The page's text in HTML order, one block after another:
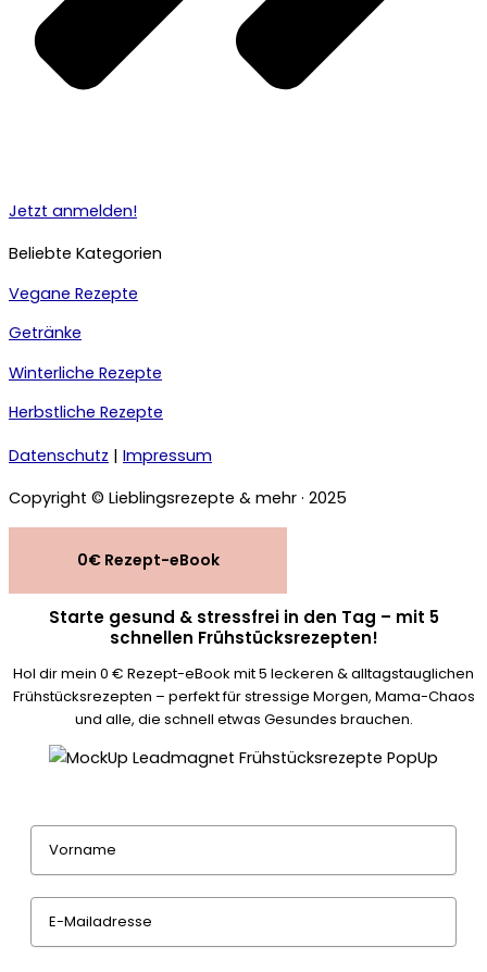
Jetzt anmelden!
Beliebte Kategorien
Vegane Rezepte
Getränke
Winterliche Rezepte
Herbstliche Rezepte
Datenschutz | Impressum
Copyright © Lieblingsrezepte & mehr · 2025
0€ Rezept-eBook
Starte gesund & stressfrei in den Tag – mit 5
schnellen Frühstücksrezepten!
Hol dir mein 0 € Rezept-eBook mit 5 leckeren & alltagstauglichen
Frühstücksrezepten – perfekt für stressige Morgen, Mama-Chaos
und alle, die schnell etwas Gesundes brauchen.